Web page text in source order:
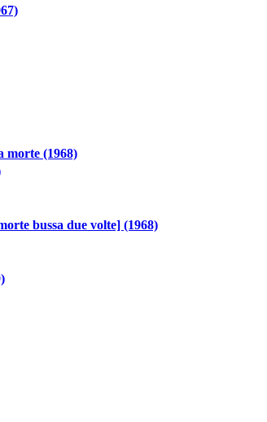
morte (1968)
bussa due volte] (1968)